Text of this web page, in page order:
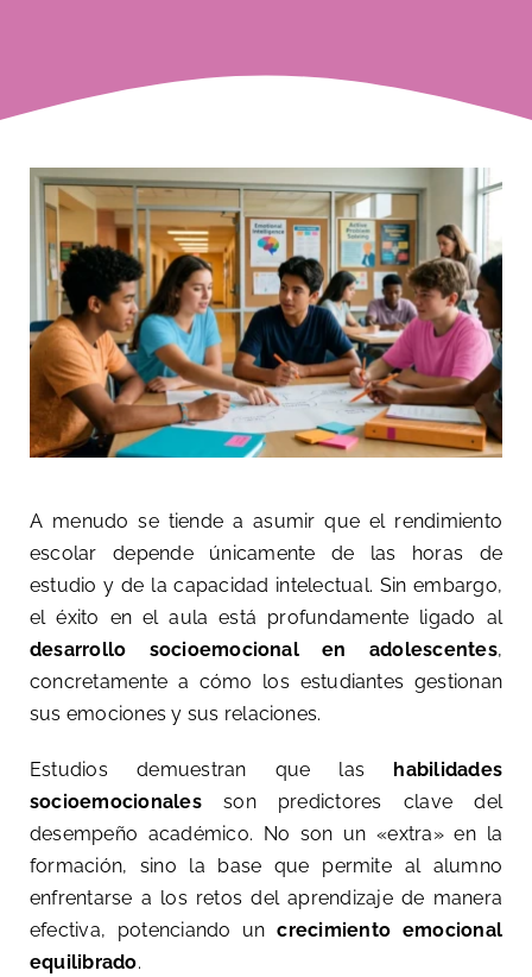
Contacto
Pide tu demo
A menudo se tiende a asumir que el rendimiento
escolar depende únicamente de las horas de
estudio y de la capacidad intelectual. Sin embargo,
el éxito en el aula está profundamente ligado al
desarrollo socioemocional en adolescentes,
concretamente a cómo los estudiantes gestionan
sus emociones y sus relaciones.
Estudios demuestran que las habilidades
socioemocionalesson predictores clave del
desempeño académico. No son un «extra» en la
formación, sino la base que permite al alumno
enfrentarse a los retos del aprendizaje de manera
efectiva, potenciando uncrecimiento emocional
equilibrado.